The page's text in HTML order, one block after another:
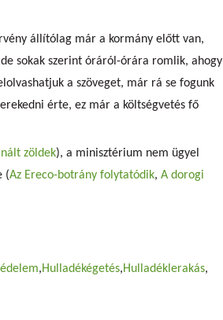
állítólag már a kormány előtt van,
sokak szerint óráról-órára romlik, ahogy
a szöveget, már rá se fogunk
érte, ez már a költségvetés fő
zöldek), a minisztérium nem ügyel
(Az Ereco-botrány folytatódik, A dorogi
Hulladékégetés Hulladéklerakás